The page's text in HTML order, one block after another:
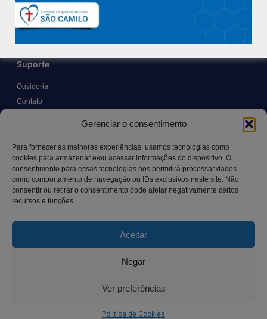
Gerenciar o consentimento
Para fornecer as melhores experiências, usamos tecnologias como
cookies para armazenar e/ou acessar informações do dispositivo. O
consentimento para essas tecnologias nos permitirá processar dados
como comportamento de navegação ou IDs exclusivos neste site. Não
consentir ou retirar o consentimento pode afetar negativamente certos
recursos e funções.
Aceitar
Negar
Ver preferências
Política de Cookies
Trabalhe Conosco
Blog
Suporte
Ouvidoria
Contato
Canal LGPD e Segurança da Informação
Contato
Copyright © BhD Comunicacao, All rights reserved.